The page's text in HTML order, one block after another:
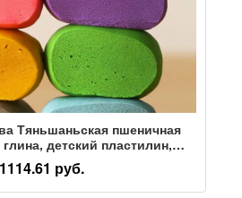
Тяньшаньская пшеничная
детский пластилин,
безвкусица и супер- будьте
уверены
1114.61 руб.